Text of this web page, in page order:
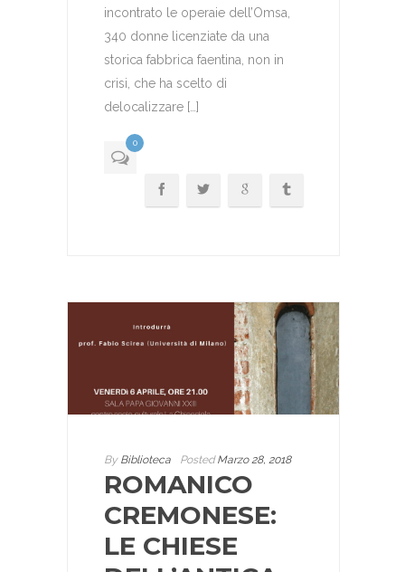
incontrato le operaie dell’Omsa,
340 donne licenziate da una
storica fabbrica faentina, non in
crisi, che ha scelto di
delocalizzare […]
0
ByBiblioteca PostedMarzo 28, 2018
ROMANICO
CREMONESE:
LE CHIESE